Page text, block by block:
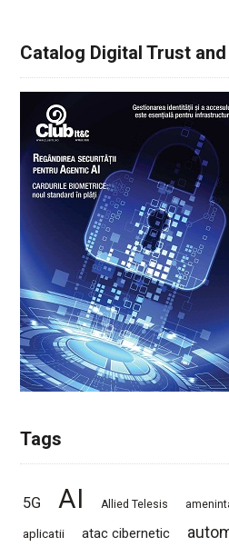
Catalog Digital Trust
Tags
5G AI Allied Telesis
aplicatii atac cibernetic